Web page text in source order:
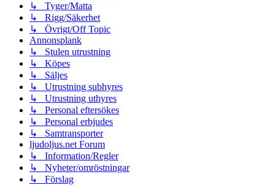
↳ Tyger/Matta
↳ Rigg/Säkerhet
↳ Övrigt/Off Topic
Annonsplank
↳ Stulen utrustning
↳ Köpes
↳ Säljes
↳ Utrustning subhyres
↳ Utrustning uthyres
↳ Personal eftersökes
↳ Personal erbjudes
↳ Samtransporter
ljudoljus.net Forum
↳ Information/Regler
↳ Nyheter/omröstningar
↳ Förslag